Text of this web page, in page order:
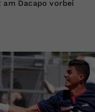
Dacapo vorbei